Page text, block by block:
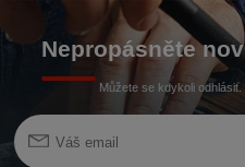
Nepropásněte
Můžete se kdykoli